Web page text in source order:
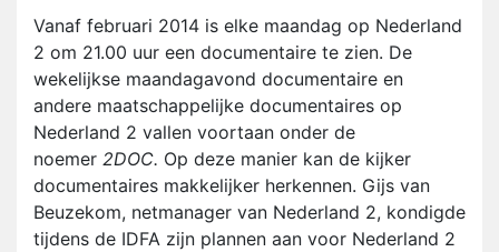
Vanaf februari 2014 is elke maandag op Nederland
2 om 21.00 uur een documentaire te zien. De
wekelijkse maandagavond documentaire en
andere maatschappelijke documentaires op
Nederland 2 vallen voortaan onder de
noemer 2DOC. Op deze manier kan de kijker
documentaires makkelijker herkennen. Gijs van
Beuzekom, netmanager van Nederland 2, kondigde
tijdens de IDFA zijn plannen aan voor Nederland 2